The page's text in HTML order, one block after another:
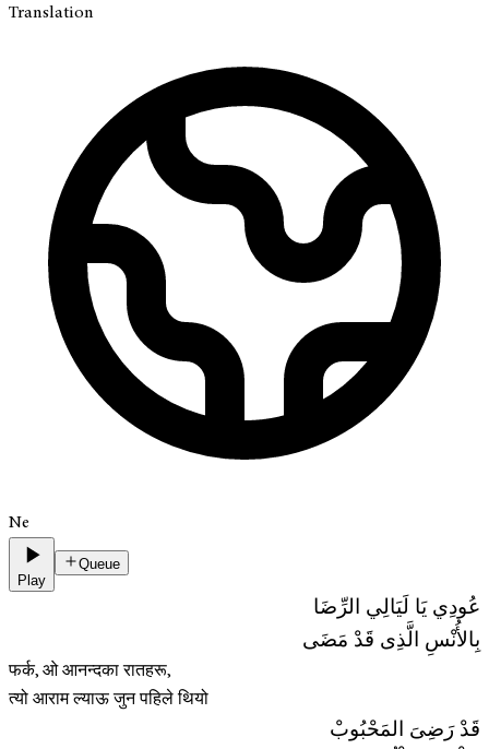
Translation
Ne
Play
Queue
عُودِي يَا لَيَالِي الرِّضَا
بِالأُنْسِ الَّذِى قَدْ مَضَى
फर्क, ओ आनन्दका रातहरू,
त्यो आराम ल्याऊ जुन पहिले थियो
قَدْ رَضِىَ المَحْبُوبْ